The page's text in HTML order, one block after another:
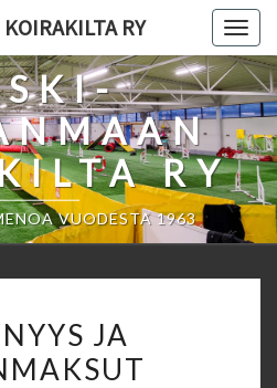
RY
RY
VUODESTA 1963
JA
JÄSENMAKSUT
JA